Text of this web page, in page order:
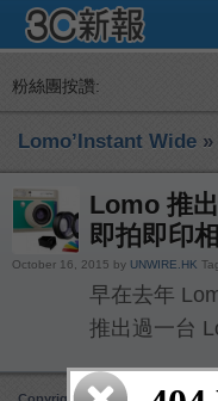
粉絲團按讚:
Lomo’Instant Wide »
Lomo 推
即拍即印
October 16, 2015 by UNWIRE.HK
早在去年
推出過一台